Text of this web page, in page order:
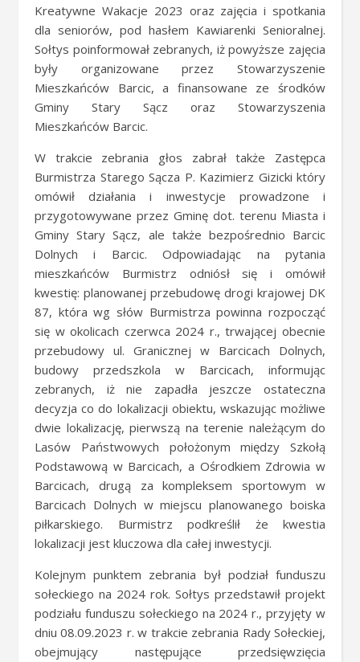
Kreatywne Wakacje 2023 oraz zajęcia i spotkania
dla seniorów, pod hasłem Kawiarenki Senioralnej.
Sołtys poinformował zebranych, iż powyższe zajęcia
były organizowane przez Stowarzyszenie
Mieszkańców Barcic, a finansowane ze środków
Gminy Stary Sącz oraz Stowarzyszenia
Mieszkańców Barcic.
W trakcie zebrania głos zabrał także Zastępca
Burmistrza Starego Sącza P. Kazimierz Gizicki który
omówił działania i inwestycje prowadzone i
przygotowywane przez Gminę dot. terenu Miasta i
Gminy Stary Sącz, ale także bezpośrednio Barcic
Dolnych i Barcic. Odpowiadając na pytania
mieszkańców Burmistrz odniósł się i omówił
kwestię: planowanej przebudowę drogi krajowej DK
87, która wg słów Burmistrza powinna rozpocząć
się w okolicach czerwca 2024 r., trwającej obecnie
przebudowy ul. Granicznej w Barcicach Dolnych,
budowy przedszkola w Barcicach, informując
zebranych, iż nie zapadła jeszcze ostateczna
decyzja co do lokalizacji obiektu, wskazując możliwe
dwie lokalizację, pierwszą na terenie należącym do
Lasów Państwowych położonym między Szkołą
Podstawową w Barcicach, a Ośrodkiem Zdrowia w
Barcicach, drugą za kompleksem sportowym w
Barcicach Dolnych w miejscu planowanego boiska
piłkarskiego. Burmistrz podkreślił że kwestia
lokalizacji jest kluczowa dla całej inwestycji.
Kolejnym punktem zebrania był podział funduszu
sołeckiego na 2024 rok. Sołtys przedstawił projekt
podziału funduszu sołeckiego na 2024 r., przyjęty w
dniu 08.09.2023 r. w trakcie zebrania Rady Sołeckiej,
obejmujący następujące przedsięwzięcia